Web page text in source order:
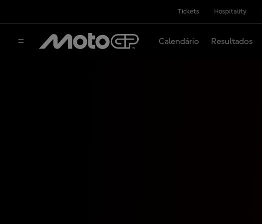
Tickets Hospitality
Calendário Resultados